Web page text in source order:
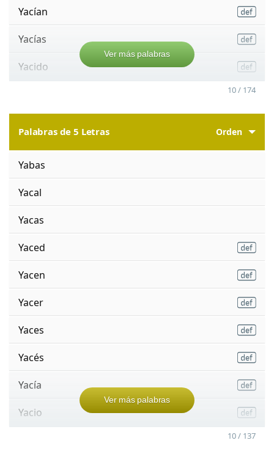
Yacían
Yacías
Yacido
Ver más palabras
10 / 174
Palabras de 5 Letras Orden
Yabas
Yacal
Yacas
Yaced
Yacen
Yacer
Yaces
Yacés
Yacía
Yacio
Ver más palabras
10 / 137